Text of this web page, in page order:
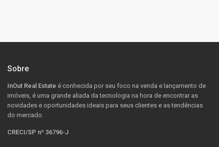
Sobre
InOut Real Estate é conhecida por seu foco na venda e lançamento de
imóveis, é uma grande aliada da tecnologia na hora de encontrar as
novidades e oportunidades ideais para seus clientes e as tendências
do mercado.
CRECI/SP nº 36796-J